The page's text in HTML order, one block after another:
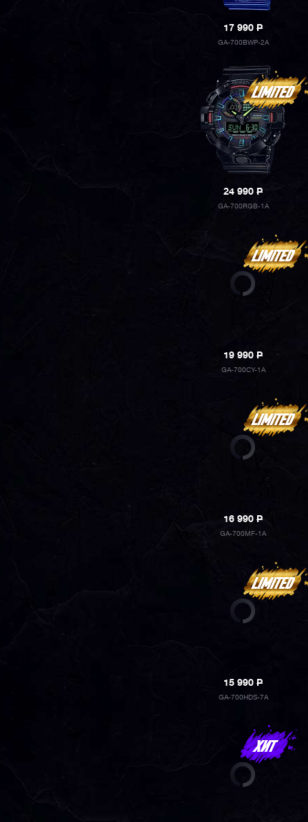
17 990P
GA-700BWP-2A
24 990P
GA-700RGB-1A
19 990P
GA-700CY-1A
16 990P
GA-700MF-1A
15 990P
GA-700HDS-7A